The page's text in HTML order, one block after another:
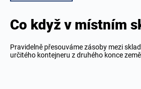
Co když v místním
Pravidelně přesouváme zásoby mezi
určitého kontejneru z druhého konce